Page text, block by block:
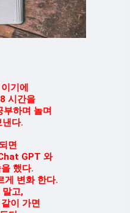
기에
시간을
부하며 놀며
다.
면
GPT 와
했다.
게 변화 한다.
말고,
이 가면